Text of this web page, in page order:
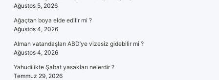
Ağustos 5, 2026
Ağaçtan boya elde edilir mi ?
Ağustos 4, 2026
Alman vatandaşları ABD’ye vizesiz gidebilir mi ?
Ağustos 4, 2026
Yahudilikte Şabat yasakları nelerdir ?
Temmuz 29, 2026